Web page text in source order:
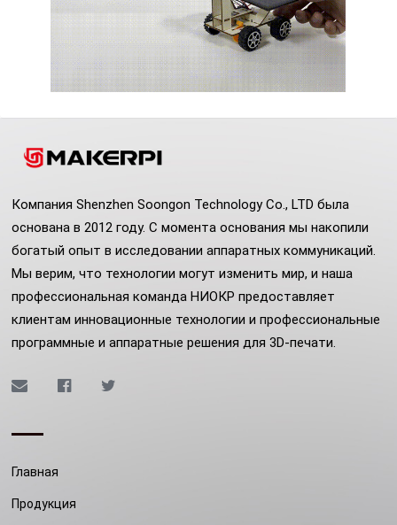
Компания Shenzhen Soongon Technology Co., LTD была
основана в 2012 году. С момента основания мы накопили
богатый опыт в исследовании аппаратных коммуникаций.
Мы верим, что технологии могут изменить мир, и наша
профессиональная команда НИОКР предоставляет
клиентам инновационные технологии и профессиональные
программные и аппаратные решения для 3D-печати.
Главная
Продукция